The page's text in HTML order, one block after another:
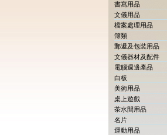
書寫用品
文儀用品
檔案處理用品
簿類
郵遞及包裝用品
文儀器材及配件
電腦週邊產品
白板
美術用品
桌上遊戲
茶水間用品
名片
運動用品